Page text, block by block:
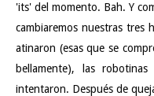
'its' del momento. Bah. Y
cambiaremos nuestras tres
atinaron (esas que se
bellamente), las
intentaron. Después de